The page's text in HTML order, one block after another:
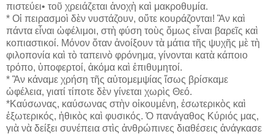
πιστεύει• τοῦ χρειάζεται ἀνοχὴ καὶ μακροθυμία.
* Οἱ πειρασμοὶ δὲν νυστάζουν, οὔτε κουράζονται! Ἂν καὶ
πάντα εἶναι ὠφέλιμοι, στὴ φύση τοὺς ὅμως εἶναι βαρεῖς καὶ
κοπιαστικοί. Μόνον ὅταν ἀνοίξουν τὰ μάτια τῆς ψυχῆς μὲ τὴ
φιλοπονία καὶ τὸ ταπεινὸ φρόνημα, γίνονται κατὰ κάποιο
τρόπο, ὑποφερτοί, ἀκόμα καὶ ἐπιθυμητοί.
* Ἂν κάναμε χρήση τῆς αὐτομεμψίας ἴσως βρίσκαμε
ὠφέλεια, γιατί τίποτε δὲν γίνεται χωρὶς Θεό.
*Καύσωνας, καύσωνας στὴν οἰκουμένη, ἐσωτερικὸς καὶ
ἐξωτερικός, ἠθικὸς καὶ φυσικός. Ὁ πανάγαθος Κύριός μας,
γιὰ νὰ δείξει συνέπεια στὶς ἀνθρώπινες διαθέσεις ἀνάγκασε